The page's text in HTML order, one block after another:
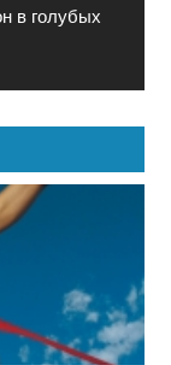
в голубых